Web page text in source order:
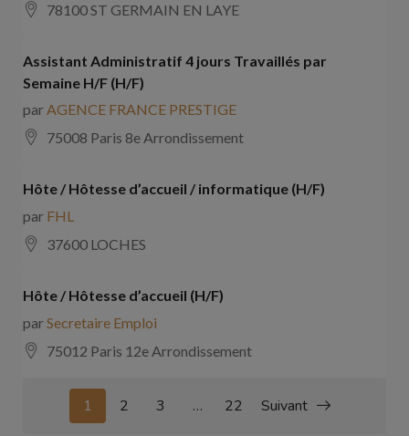
78100 ST GERMAIN EN LAYE
Assistant Administratif 4 jours Travaillés par
Semaine H/F (H/F)
parAGENCE FRANCE PRESTIGE
75008 Paris 8e Arrondissement
Hôte / Hôtesse d’accueil / informatique (H/F)
par FHL
37600 LOCHES
Hôte / Hôtesse d’accueil (H/F)
parSecretaire Emploi
75012 Paris 12e Arrondissement
1 2 3 … 22 Suivant